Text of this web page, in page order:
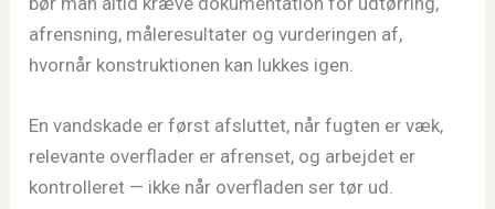
afrensning, måleresultater og vurderingen af,
hvornår konstruktionen kan lukkes igen.
En vandskade er først afsluttet, når fugten er væk,
relevante overflader er afrenset, og arbejdet er
kontrolleret — ikke når overfladen ser tør ud.